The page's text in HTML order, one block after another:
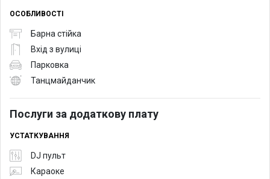
ОСОБЛИВОСТІ
Барна стійка
Вхід з вулиці
Парковка
Танцмайданчик
Послуги за додаткову плату
УСТАТКУВАННЯ
DJ пульт
Караоке